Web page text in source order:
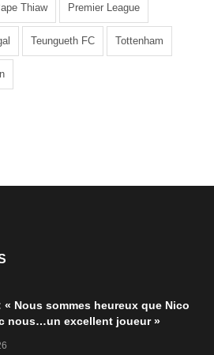
Thiaw Premier League
Teungueth FC Tottenham
Nous sommes heureux que Nico
nous…un excellent joueur »